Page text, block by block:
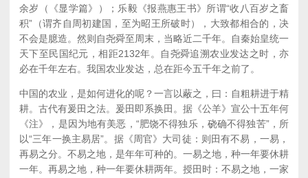
余岁（《显学篇》）；乐毅《报燕惠王书》所谓“收八百岁之畜
积”（谓齐自周初建国，至为昭王所破时），大致都相合的，决
不会是臆造。然则自尧舜至周末，当略近二千年。自秦始皇统一
天下至民国纪元，相距2132年。自尧舜追溯农业发达之时，亦
必在千年左右。我国农业发达，总在距今五千年之前了。
中国的农业，是如何进化的呢？一言以蔽之，曰：自粗耕进于精
耕。古代有爰田之法。爰田即系换田。据《公羊》宣公十五年何
《注》，是因为地有美恶，“肥饶不得独乐，硗确不得独苦”，所
以“三年一换主易居”。据《周官》大司徒：则田有不易，一易，
再易之分。不易之地，是年年可种的。一易之地，种一年要休耕
一年。再易之地，种一年要休耕两年。授田时：不易之地，一家